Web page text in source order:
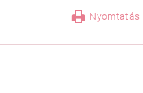
Nyomtatás